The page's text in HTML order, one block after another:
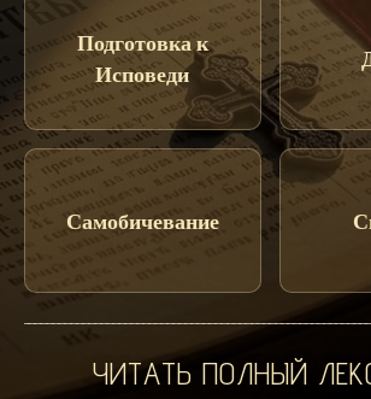
Подготовка к
Исповеди
Самобичевание
ЧИТАТЬ ПОЛНЫЙ